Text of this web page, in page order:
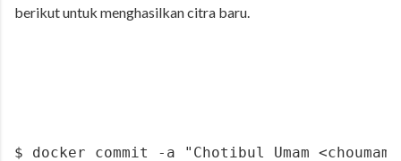
berikut untuk menghasilkan citra baru.
$ docker commit -a "Chotibul Umam